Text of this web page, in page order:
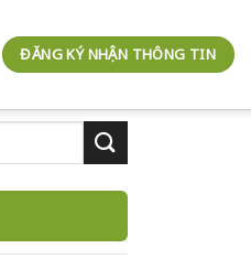
ĐĂNG KÝ NHẬN THÔNG TIN